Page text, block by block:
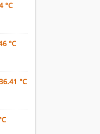
°C
°C
°C